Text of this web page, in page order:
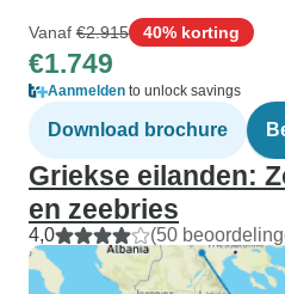
Vanaf €2.915 40% korting
€1.749
Aanmelden to unlock savings
Download brochure
Griekse eilanden:
en zeebries
4,0 (50